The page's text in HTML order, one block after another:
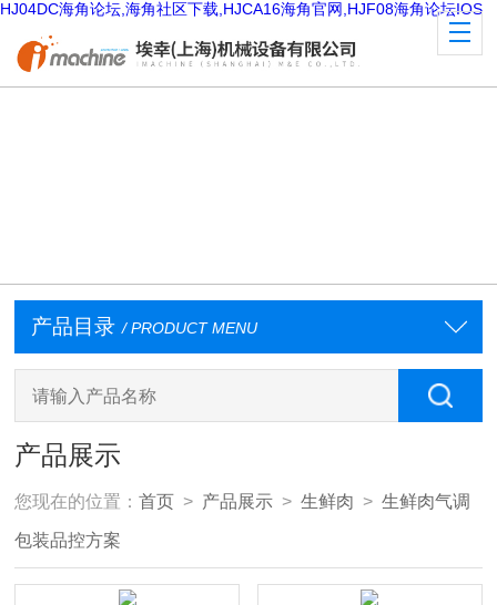
HJ04DC海角论坛,海角社区下载,HJCA16海角官网,HJF08海角论坛IOS
产品目录 / PRODUCT MENU
产品展示
您现在的位置：首页 > 产品展示 >生鲜肉 >生鲜肉气调
包装品控方案